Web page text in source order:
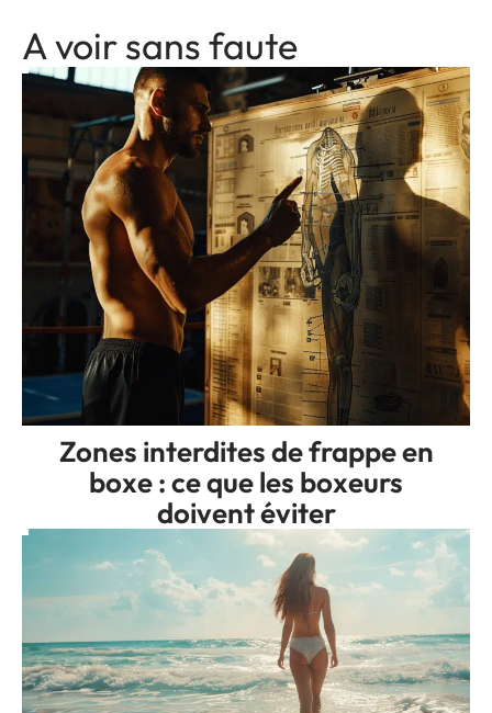
A voir sans faute
Zones interdites de frappe en
boxe : ce que les boxeurs
doivent éviter